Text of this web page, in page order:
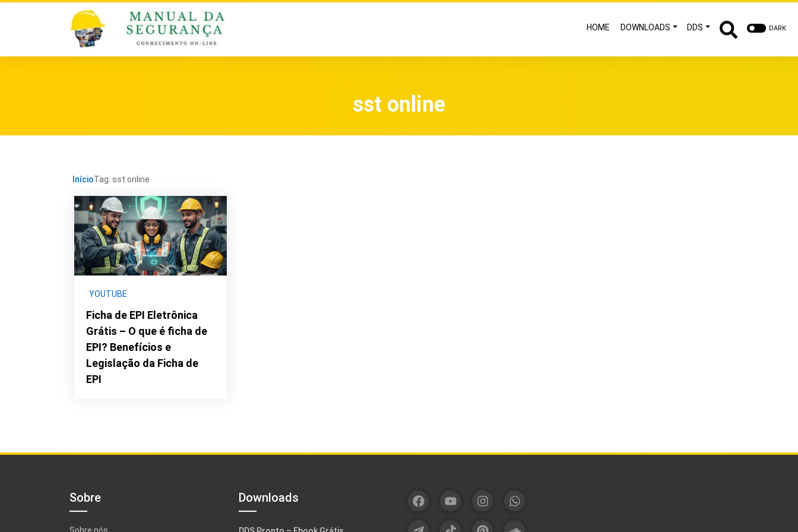
HOME DOWNLOADS DDS DARK
sst online
InícioTag: sst online
YOUTUBE
Ficha de EPI Eletrônica
Grátis – O que é ficha de
EPI? Benefícios e
Legislação da Ficha de
EPI
Sobre Downloads